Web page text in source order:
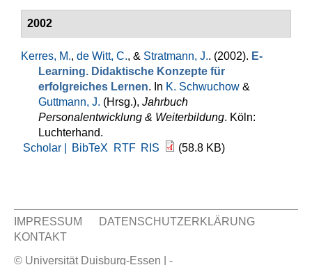
2002
Kerres, M., de Witt, C., & Stratmann, J.. (2002). E-
Learning. Didaktische Konzepte für
erfolgreiches Lernen. In K. Schwuchow &
Guttmann, J. (Hrsg.), Jahrbuch
Personalentwicklung & Weiterbildung. Köln:
Luchterhand.
Scholar |
BibTeX RTF RIS (58.8 KB)
Sekundär Menü
IMPRESSUM
DATENSCHUTZERKLÄRUNG
KONTAKT
© Universität Duisburg-Essen | -